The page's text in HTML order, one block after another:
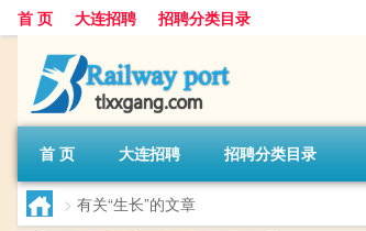
首 页 大连招聘 招聘分类目录
首 页 大连招聘 招聘分类目录
> 有关“生长”的文章